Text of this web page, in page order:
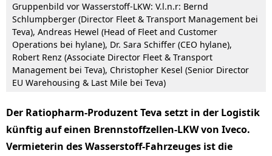
Gruppenbild vor Wasserstoff-LKW: V.l.n.r: Bernd
Schlumpberger (Director Fleet & Transport Management bei
Teva), Andreas Hewel (Head of Fleet and Customer
Operations bei hylane), Dr. Sara Schiffer (CEO hylane),
Robert Renz (Associate Director Fleet & Transport
Management bei Teva), Christopher Kesel (Senior Director
EU Warehousing & Last Mile bei Teva)
Der Ratiopharm-Produzent Teva setzt in der Logistik
künftig auf einen Brennstoffzellen-LKW von Iveco.
Vermieterin des Wasserstoff-Fahrzeuges ist die